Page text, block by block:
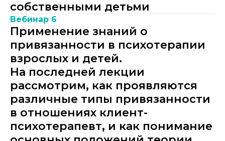
собственными детьми
Вебинар 6
Применение знаний о
привязанности в психотерапии
взрослых и детей.
На последней лекции
рассмотрим, как проявляются
различные типы привязанности
в отношениях клиент-
психотерапевт, и как понимание